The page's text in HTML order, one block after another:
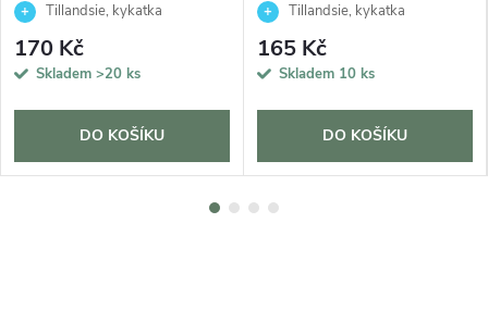
Tillandsie, kykatka
170 Kč
Skladem >20 ks
DO KOŠÍKU
Tillandsie, kykatka
165 Kč
Skladem 10 ks
DO KOŠÍKU